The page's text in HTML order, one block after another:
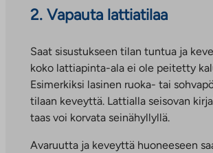
2. Vapauta lattiatilaa
Saat sisustukseen tilan tuntua ja
koko lattiapinta-ala ei ole peitetty
Esimerkiksi lasinen ruoka- tai
tilaan keveyttä. Lattialla seisovan
taas voi korvata seinähyllyllä.
Avaruutta ja keveyttä huoneeseen